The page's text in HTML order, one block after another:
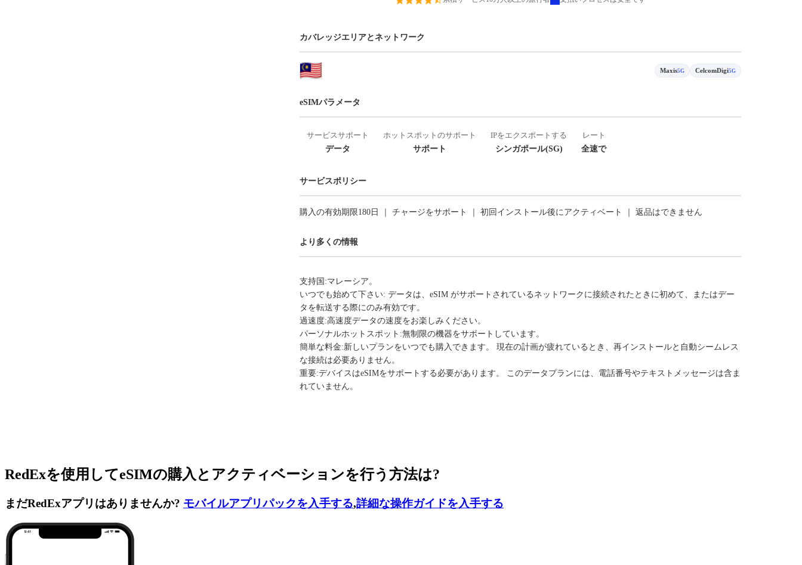
カバレッジエリアとネットワーク
Maxis5G CelcomDigi5G
eSIMパラメータ
サービスサポート
データ
ホットスポットのサポート
サポート
IPをエクスポートする
シンガポール(SG)
レート
全速で
サービスポリシー
購入の有効期限180日 ｜ チャージをサポート ｜ 初回インストール後にアクティベート ｜ 返品はできません
より多くの情報
支持国:マレーシア。
いつでも始めて下さい: データは、eSIM がサポートされているネットワークに接続されたときに初めて、またはデー
タを転送する際にのみ有効です。
過速度:高速度データの速度をお楽しみください。
パーソナルホットスポット:無制限の機器をサポートしています。
簡単な料金:新しいプランをいつでも購入できます。 現在の計画が疲れているとき、再インストールと自動シームレス
な接続は必要ありません。
重要:デバイスはeSIMをサポートする必要があります。 このデータプランには、電話番号やテキストメッセージは含ま
れていません。
RedExを使用してeSIMの購入とアクティベーションを行う方法は?
まだRedExアプリはありませんか? モバイルアプリパックを入手する,詳細な操作ガイドを入手する